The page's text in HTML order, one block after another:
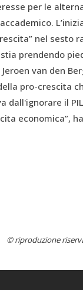
per le
nel sesto
stia prendendo
van den
pro-crescita
dall'ignorare il
economica”,
© riproduzione